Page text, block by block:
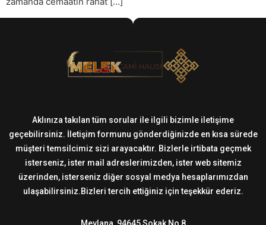
Aklınıza takılan tüm sorular ile ilgili bizimle iletişime
geçebilirsiniz. İletişim formunu gönderdiğinizde en kısa sürede
müşteri temsilcimiz sizi arayacaktır. Bizlerle irtibata geçmek
isterseniz, ister mail adreslerimizden, ister web sitemiz
üzerinden, isterseniz diğer sosyal medya hesaplarımızdan
ulaşabilirsiniz.Bizleri tercih ettiğiniz için teşekkür ederiz.